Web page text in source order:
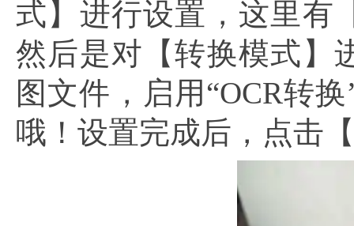
式】进行设置，这里有
然后是对【转换模式】
图文件，启用“OCR转
哦！设置完成后，点击